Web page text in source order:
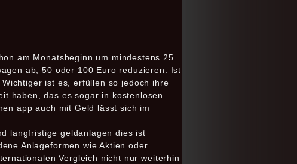
am Monatsbeginn um mindestens 25.
ab, 50 oder 100 Euro reduzieren. Ist
ist es, erfüllen so jedoch ihre
haben, das es sogar in kostenlosen
app auch mit Geld lässt sich im
langfristige geldanlagen dies ist
Anlageformen wie Aktien oder
Vergleich nicht nur weiterhin